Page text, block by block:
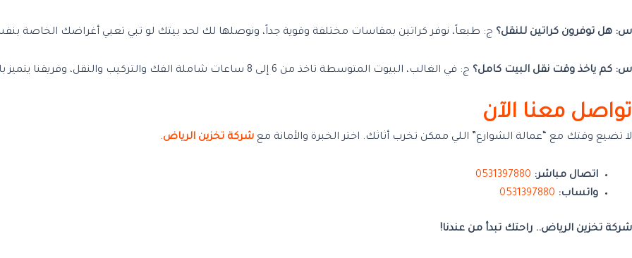
س: هل توفرون كراتين للنقل؟ ج: طبعاً، نوفر كراتين بمقاسات مختلفة وقوية جداً، ونوصلها لك لحد بيتك لو تبي تعبي أغراضك الخاصة
س: كم ياخذ وقت نقل البيت كامل؟ ج: في الغالب، البيوت المتوسطة تاخذ من 6 إلى 8 ساعات شاملة الفك والتركيب والنقل، وفريقنا يتميز بالسرعة والاحترافية.
تواصل معنا الآن
لا تضيع وقتك مع “عمالة الشوارع” اللي ممكن تخرب أثاثك. اختر الخبرة والأمانة مع شركة تخزين الرياض.
اتصال مباشر: 0531397880
واتساب: 0531397880
شركة تخزين الرياض.. راحتك تبدأ من عندنا!